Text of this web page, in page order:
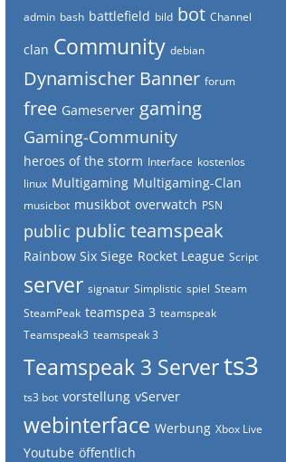
admin bash battlefield bild bot Channel
clan Community debian
Dynamischer Banner forum
free Gameserver gaming
Gaming-Community
heroes of the storm Interface kostenlos
linux Multigaming Multigaming-Clan
musicbot musikbot overwatch PSN
public public teamspeak
Rainbow Six Siege Rocket League Script
server signatur Simplistic spiel Steam
SteamPeak teamspea 3 teamspeak
Teamspeak3 teamspeak 3
Teamspeak 3 Serverts3
ts3 bot vorstellung vServer
webinterface Werbung Xbox Live
Youtube öffentlich